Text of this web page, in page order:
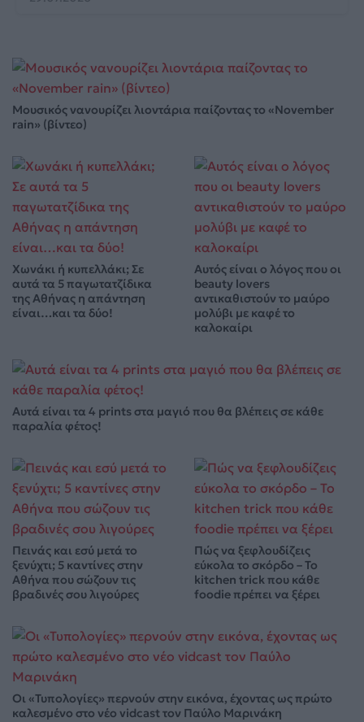
Μουσικός νανουρίζει λιοντάρια παίζοντας το «November
rain» (βίντεο)
Χωνάκι ή κυπελλάκι; Σε
αυτά τα 5 παγωτατζίδικα
της Αθήνας η απάντηση
είναι…και τα δύο!
Αυτός είναι ο λόγος που οι
beauty lovers
αντικαθιστούν το μαύρο
μολύβι με καφέ το
καλοκαίρι
Αυτά είναι τα 4 prints στα μαγιό που θα βλέπεις σε κάθε
παραλία φέτος!
Πεινάς και εσύ μετά το
ξενύχτι; 5 καντίνες στην
Αθήνα που σώζουν τις
βραδινές σου λιγούρες
Πώς να ξεφλουδίζεις
εύκολα το σκόρδο – Το
kitchen trick που κάθε
foodie πρέπει να ξέρει
Οι «Τυπολογίες» περνούν στην εικόνα, έχοντας ως πρώτο
καλεσμένο στο νέο vidcast τον Παύλο Μαρινάκη